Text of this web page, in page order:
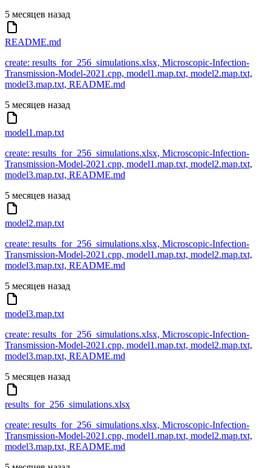
5 месяцев назад
README.md
create: results_for_256_simulations.xlsx, Microscopic-Infection-
Transmission-Model-2021.cpp, model1.map.txt, model2.map.txt,
model3.map.txt, README.md
5 месяцев назад
model1.map.txt
create: results_for_256_simulations.xlsx, Microscopic-Infection-
Transmission-Model-2021.cpp, model1.map.txt, model2.map.txt,
model3.map.txt, README.md
5 месяцев назад
model2.map.txt
create: results_for_256_simulations.xlsx, Microscopic-Infection-
Transmission-Model-2021.cpp, model1.map.txt, model2.map.txt,
model3.map.txt, README.md
5 месяцев назад
model3.map.txt
create: results_for_256_simulations.xlsx, Microscopic-Infection-
Transmission-Model-2021.cpp, model1.map.txt, model2.map.txt,
model3.map.txt, README.md
5 месяцев назад
results_for_256_simulations.xlsx
create: results_for_256_simulations.xlsx, Microscopic-Infection-
Transmission-Model-2021.cpp, model1.map.txt, model2.map.txt,
model3.map.txt, README.md